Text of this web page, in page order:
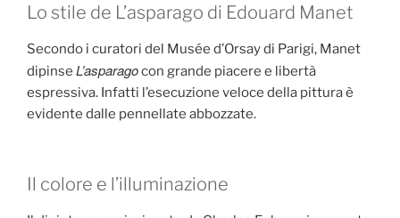
Lo stile de L’asparago di Edouard Manet
Secondo i curatori del Musée d’Orsay di Parigi, Manet
dipinse L’asparagocon grande piacere e libertà
espressiva. Infatti l’esecuzione veloce della pittura è
evidente dalle pennellate abbozzate.
Il colore e l’illuminazione